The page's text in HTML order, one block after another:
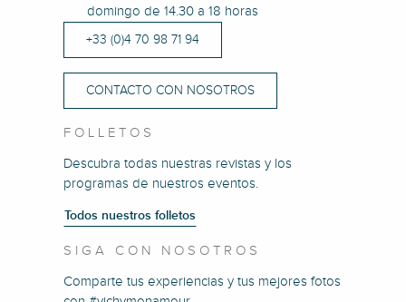
domingo de 14.30 a 18 horas
+33 (0)4 70 98 71 94
CONTACTO CON NOSOTROS
FOLLETOS
Descubra todas nuestras revistas y los
programas de nuestros eventos.
Todos nuestros folletos
SIGA CON NOSOTROS
Comparte tus experiencias y tus mejores fotos